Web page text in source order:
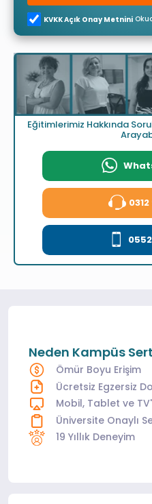
KVKK Açık Onay Metnini
Eğitimlerimiz Hakkında
Neden Kampüs
Ömür Boyu Erişim
Ücretsiz Egzersiz
Mobil, Tablet ve
Üniversite Onaylı
19 Yıllık Deneyim